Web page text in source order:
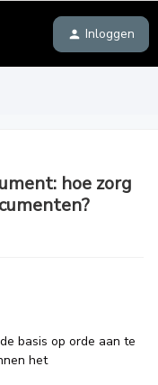
Inloggen
hoe zorg
basis op orde aan te
het